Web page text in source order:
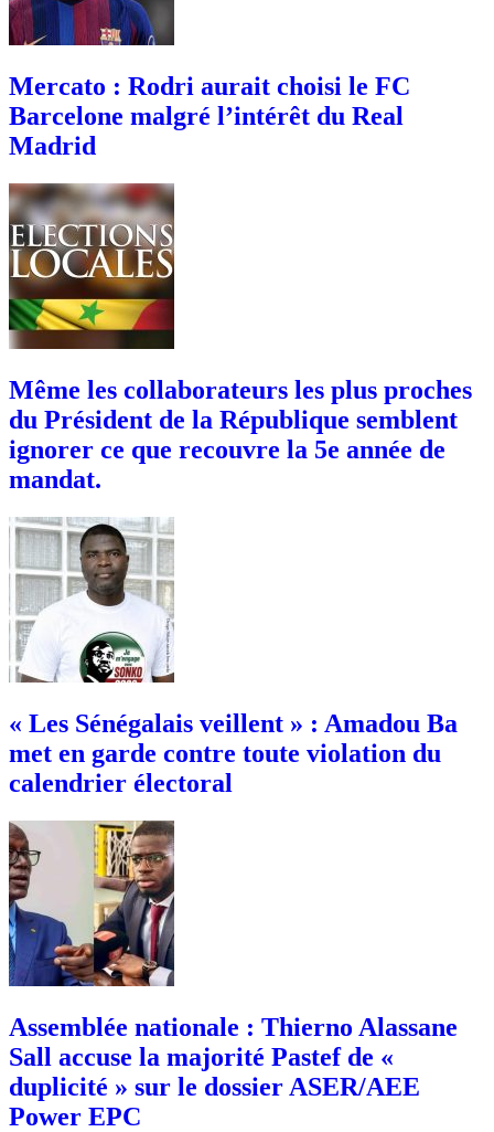
Mercato : Rodri aurait choisi le FC
Barcelone malgré l’intérêt du Real
Madrid
Même les collaborateurs les plus proches
du Président de la République semblent
ignorer ce que recouvre la 5e année de
mandat.
« Les Sénégalais veillent » : Amadou Ba
met en garde contre toute violation du
calendrier électoral
Assemblée nationale : Thierno Alassane
Sall accuse la majorité Pastef de «
duplicité » sur le dossier ASER/AEE
Power EPC